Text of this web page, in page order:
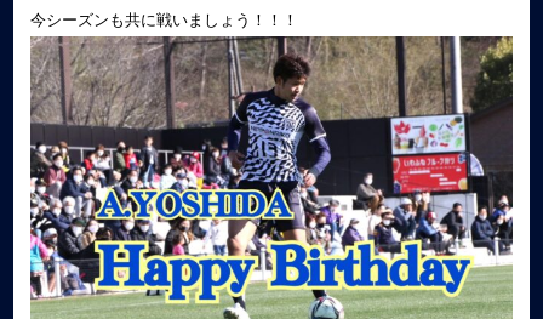
今シーズンも共に戦いましょう！！！